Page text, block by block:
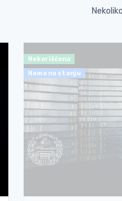
Nekorišćena
Nema na stanju